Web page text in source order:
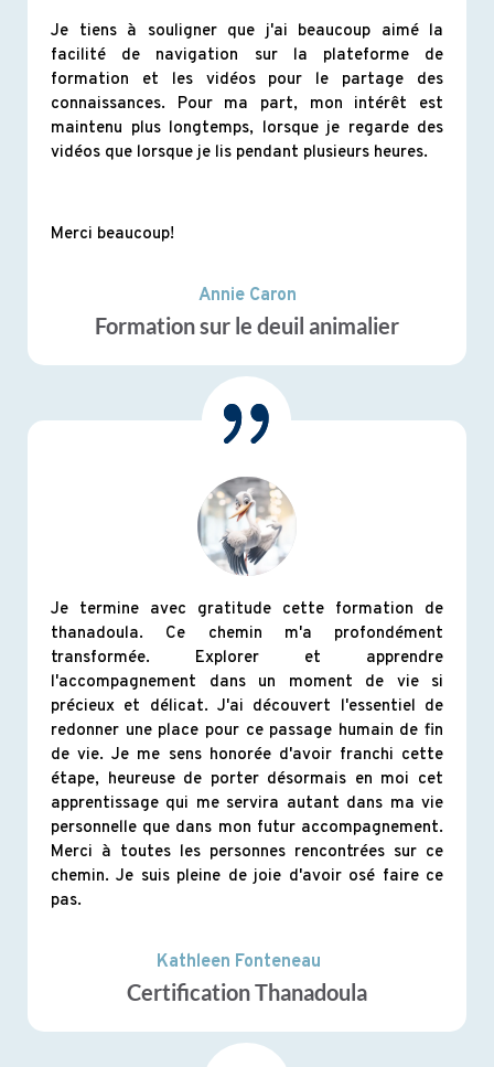
Je tiens à souligner que j'ai beaucoup aimé la
facilité de navigation sur la plateforme de
formation et les vidéos pour le partage des
connaissances. Pour ma part, mon intérêt est
maintenu plus longtemps, lorsque je regarde des
vidéos que lorsque je lis pendant plusieurs heures.
Merci beaucoup!
Annie Caron
Formation sur le deuil animalier
Je termine avec gratitude cette formation de
thanadoula. Ce chemin m'a profondément
transformée. Explorer et apprendre
l'accompagnement dans un moment de vie si
précieux et délicat. J'ai découvert l'essentiel de
redonner une place pour ce passage humain de fin
de vie. Je me sens honorée d'avoir franchi cette
étape, heureuse de porter désormais en moi cet
apprentissage qui me servira autant dans ma vie
personnelle que dans mon futur accompagnement.
Merci à toutes les personnes rencontrées sur ce
chemin. Je suis pleine de joie d'avoir osé faire ce
pas.
Kathleen Fonteneau
Certification Thanadoula